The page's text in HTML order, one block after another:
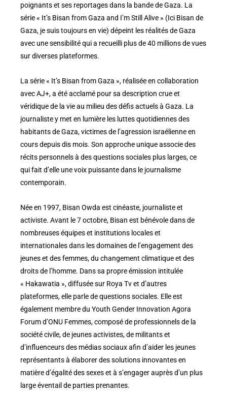
poignants et ses reportages dans la bande de Gaza. La
série « It’s Bisan from Gaza and I’m Still Alive » (Ici Bisan de
Gaza, je suis toujours en vie) dépeint les réalités de Gaza
avec une sensibilité qui a recueilli plus de 40 millions de vues
sur diverses plateformes.
La série « It’s Bisan from Gaza », réalisée en collaboration
avec AJ+, a été acclamé pour sa description crue et
véridique de la vie au milieu des défis actuels à Gaza. La
journaliste y met en lumière les luttes quotidiennes des
habitants de Gaza, victimes de l’agression israélienne en
cours depuis dis mois. Son approche unique associe des
récits personnels à des questions sociales plus larges, ce
qui fait d’elle une voix puissante dans le journalisme
contemporain.
Née en 1997, Bisan Owda est cinéaste, journaliste et
activiste. Avant le 7 octobre, Bisan est bénévole dans de
nombreuses équipes et institutions locales et
internationales dans les domaines de l’engagement des
jeunes et des femmes, du changement climatique et des
droits de l’homme. Dans sa propre émission intitulée
« Hakawatia », diffusée sur Roya Tv et d’autres
plateformes, elle parle de questions sociales. Elle est
également membre du Youth Gender Innovation Agora
Forum d’ONU Femmes, composé de professionnels de la
société civile, de jeunes activistes, de militants et
d’influenceurs des médias sociaux afin d’aider les jeunes
représentants à élaborer des solutions innovantes en
matière d’égalité des sexes et à s’engager auprès d’un plus
large éventail de parties prenantes.